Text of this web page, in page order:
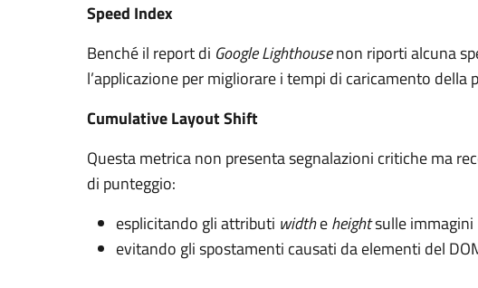
Speed Index
Benché il report di Google Lighthousenon riporti alcuna
l’applicazione per migliorare i tempi di caricamento
Cumulative Layout Shift
Questa metrica non presenta segnalazioni critiche ma
di punteggio:
esplicitando gli attributi widtheheightsulle immagini
evitando gli spostamenti causati da elementi del